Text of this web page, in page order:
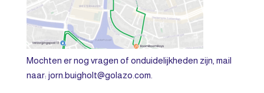
Mochten er nog vragen of onduidelijkheden zijn, mail
naar: jorn.buigholt@golazo.com.